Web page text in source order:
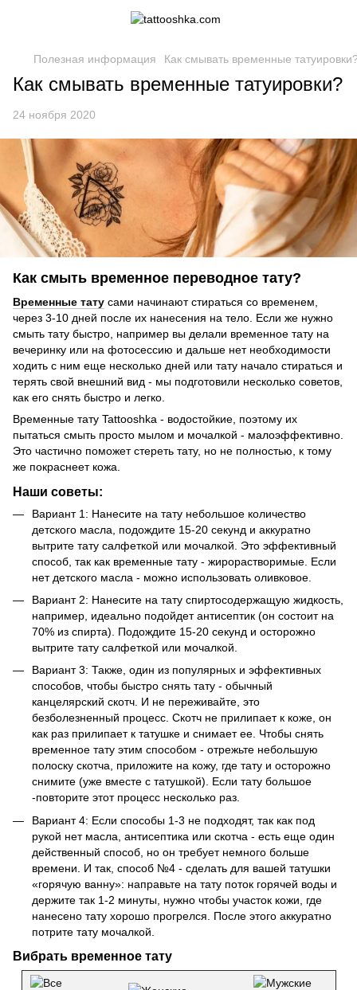
Полезная информация Как смывать временные
Как смывать временные татуировки?
24 ноября 2020
Как смыть временное переводное тату?
Временные тату сами начинают стираться со временем,
через 3-10 дней после их нанесения на тело. Если же нужно
смыть тату быстро, например вы делали временное тату на
вечеринку или на фотосессию и дальше нет необходимости
ходить с ним еще несколько дней или тату начало стираться и
терять свой внешний вид - мы подготовили несколько советов,
как его снять быстро и легко.
Временные тату Tattooshka - водостойкие, поэтому их
пытаться смыть просто мылом и мочалкой - малоэффективно.
Это частично поможет стереть тату, но не полностью, к тому
же покраснеет кожа.
Наши советы:
Вариант 1: Нанесите на тату небольшое количество
детского масла, подождите 15-20 секунд и аккуратно
вытрите тату салфеткой или мочалкой. Это эффективный
способ, так как временные тату - жирорастворимые. Если
нет детского масла - можно использовать оливковое.
Вариант 2: Нанесите на тату спиртосодержащую жидкость,
например, идеально подойдет антисептик (он состоит на
70% из спирта). Подождите 15-20 секунд и осторожно
вытрите тату салфеткой или мочалкой.
Вариант 3: Также, один из популярных и эффективных
способов, чтобы быстро снять тату - обычный
канцелярский скотч. И не переживайте, это
безболезненный процесс. Скотч не прилипает к коже, он
как раз прилипает к татушке и снимает ее. Чтобы снять
временное тату этим способом - отрежьте небольшую
полоску скотча, приложите на кожу, где тату и осторожно
снимите (уже вместе с татушкой). Если тату большое
-повторите этот процесс несколько раз.
Вариант 4: Если способы 1-3 не подходят, так как под
рукой нет масла, антисептика или скотча - есть еще один
действенный способ, но он требует немного больше
времени. И так, способ №4 - сделать для вашей татушки
«горячую ванну»: направьте на тату поток горячей воды и
держите так 1-2 минуты, нужно чтобы участок кожи, где
нанесено тату хорошо прогрелся. После этого аккуратно
потрите тату мочалкой.
Вибрать временное тату